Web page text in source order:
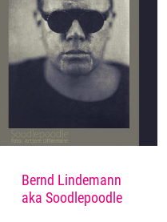
Bernd Lindemann
aka Soodlepoodle